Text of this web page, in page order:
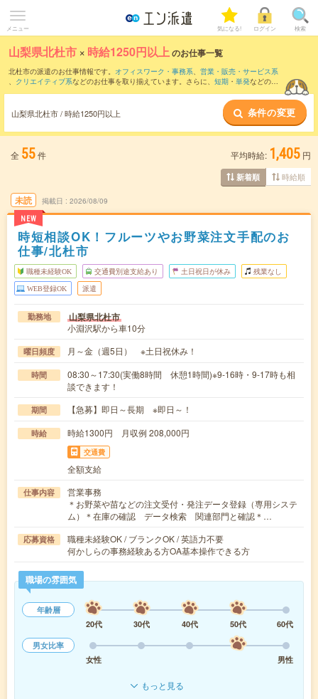
メニュー 気になる! ログイン 検索
山梨県北杜市 × 時給1250円以上のお仕事一覧
北杜市の派遣のお仕事情報です。 オフィスワーク・事務系、 営業・販売・サービス系
、 クリエイティブ系などのお仕事を取り揃えています。さらに、 短期 ・ 単発などの期
山梨県北杜市 / 時給1250円以上 条件の変更
全 55件 平均時給: 1,405 円
新着順 時給順
未読
NEW
掲載日 2026/08/09
時短相談OK！フルーツやお野菜注文手配のお
仕事/北杜市
職種未経験OK 交通費別途支給あり 土日祝日が休み 残業なし
WEB登録OK 派遣
勤務地 山梨県北杜市
小淵沢駅から車10分
曜日頻度 月～金（週5日） ※土日祝休み！
時間
08:30～17:30(実働8時間 休憩1時間)※9-16時・9-17時も相
談できます！
期間 【急募】即日～長期 ※即日～！
時給 時給1300円 月収例 208,000円
交通費
全額支給
仕事内容
営業事務
＊お野菜や苗などの注文受付・発注データ登録（専用システ
ム）＊在庫の確認 データ検索 関連部門と確認＊…
応募資格
職種未経験OK / ブランクOK / 英語力不要
何かしらの事務経験ある方OA基本操作できる方
職場の雰囲気
年齢層
20代
30代 40代 50代
60代
男女比率
女性
男性
もっと見る